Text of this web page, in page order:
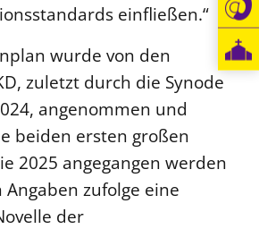
einfließen.“
wurde von den
zuletzt durch die Synode
angenommen und
beiden ersten großen
2025 angegangen werden
zufolge eine
der